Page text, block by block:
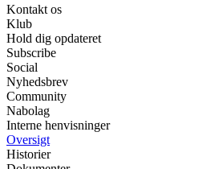
Kontakt os
Klub
Hold dig opdateret
Subscribe
Social
Nyhedsbrev
Community
Nabolag
Interne henvisninger
Oversigt
Historier